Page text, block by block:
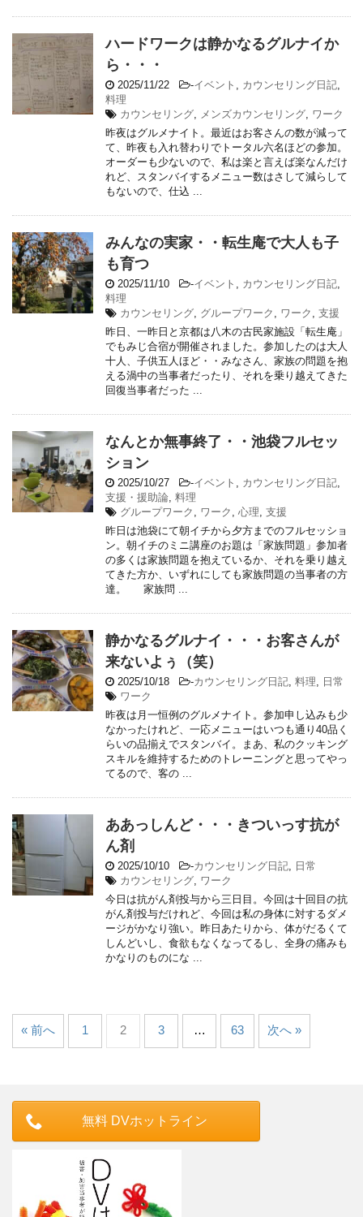
ハードワークは静かなるグルナイか
ら・・・
2025/11/22 -イベント , カウンセリング日記,
料理
カウンセリング, メンズカウンセリング, ワーク
昨夜はグルメナイト。最近はお客さんの数が減って
て、昨夜も入れ替わりでトータル六名ほどの参加。
オーダーも少ないので、私は楽と言えば楽なんだけ
れど、スタンバイするメニュー数はさして減らして
もないので、仕込 ...
みんなの実家・・転生庵で大人も子
も育つ
2025/11/10 -イベント , カウンセリング日記,
料理
カウンセリング, グループワーク , ワーク , 支援
昨日、一昨日と京都は八木の古民家施設「転生庵」
でもみじ合宿が開催されました。参加したのは大人
十人、子供五人ほど・・みなさん、家族の問題を抱
える渦中の当事者だったり、それを乗り越えてきた
回復当事者だった ...
なんとか無事終了・・池袋フルセッ
ション
2025/10/27 -イベント , カウンセリング日記,
支援・援助論, 料理
グループワーク , ワーク , 心理, 支援
昨日は池袋にて朝イチから夕方までのフルセッショ
ン。朝イチのミニ講座のお題は「家族問題」参加者
の多くは家族問題を抱えているか、それを乗り越え
てきた方か、いずれにしても家族問題の当事者の方
達。 家族問 ...
静かなるグルナイ・・・お客さんが
来ないよぅ（笑）
2025/10/18 -カウンセリング日記, 料理, 日常
ワーク
昨夜は月一恒例のグルメナイト。参加申し込みも少
なかったけれど、一応メニューはいつも通り40品く
らいの品揃えでスタンバイ。まあ、私のクッキング
スキルを維持するためのトレーニングと思ってやっ
てるので、客の ...
ああっしんど・・・きついっす抗が
ん剤
2025/10/10 -カウンセリング日記, 日常
カウンセリング, ワーク
今日は抗がん剤投与から三日目。今回は十回目の抗
がん剤投与だけれど、今回は私の身体に対するダメ
ージがかなり強い。昨日あたりから、体がだるくて
しんどいし、食欲もなくなってるし、全身の痛みも
かなりのものにな ...
« 前へ 1 2 3 … 63 次へ »
無料 DVホットライン